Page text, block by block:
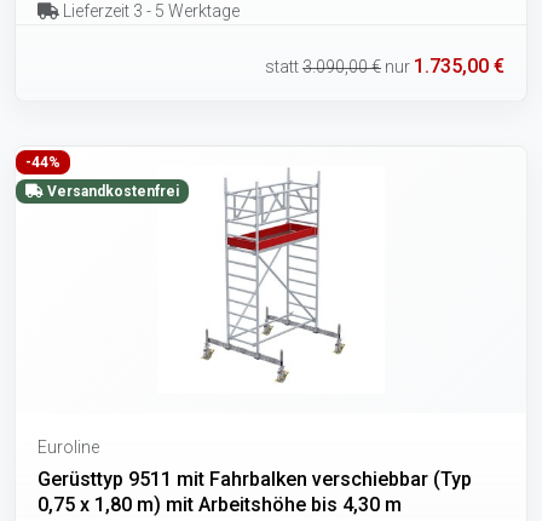
Lieferzeit 3 - 5 Werktage
statt3.090,00 € nur 1.735,00 €
-44%
Versandkostenfrei
Euroline
Gerüsttyp 9511 mit Fahrbalken verschiebbar (Typ
0,75 x 1,80 m) mit Arbeitshöhe bis 4,30 m